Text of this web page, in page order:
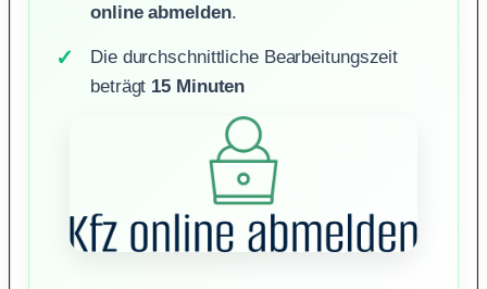
online abmelden.
Die durchschnittliche Bearbeitungszeit
beträgt 15 Minuten